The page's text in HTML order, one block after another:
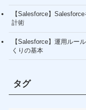
【Salesforce】
計術
【Salesforce】運用ルー
くりの基本
タグ